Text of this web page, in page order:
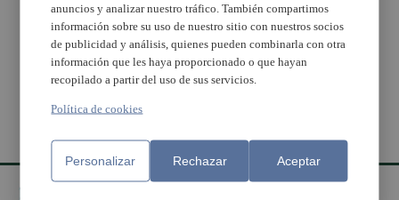
Paterna concederá la
Insignia de Oro de la
Villa a la Geperudeta
anuncios y analizar nuestro tráfico. También compartimos
información sobre su uso de nuestro sitio con nuestros socios
de publicidad y análisis, quienes pueden combinarla con otra
información que les haya proporcionado o que hayan
recopilado a partir del uso de sus servicios.
Política de cookies
Personalizar Rechazar Aceptar